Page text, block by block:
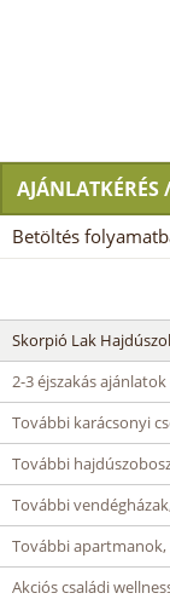
AJÁNLATKÉRÉS
Betöltés
Skorpió Lak
2-3 éjszakás
További karácsonyi
További
További
További apartmanok,
Akciós családi